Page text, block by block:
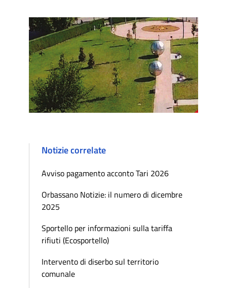
Notizie correlate
Avviso pagamento acconto Tari 2026
Orbassano Notizie: il numero di dicembre
2025
Sportello per informazioni sulla tariffa
rifiuti (Ecosportello)
Intervento di diserbo sul territorio
comunale